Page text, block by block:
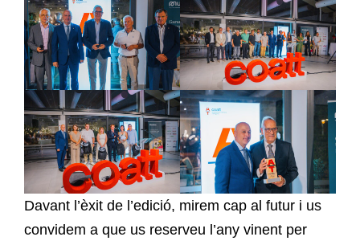
Davant l’èxit de l’edició, mirem cap al futur i us
convidem a que us reserveu l’any vinent per